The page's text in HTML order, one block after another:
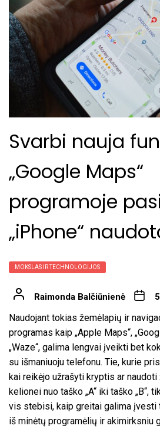
Svarbi nauja
„Google Maps“
programoje
„iPhone“
MOKSLAS IR TECHNOLOGIJOS
Raimonda Balčiūnienė
Naudojant tokias žemėlapių ir
programas kaip „Apple Maps“,
„Waze“, galima lengvai įveikti bet
su išmaniuoju telefonu. Tie, kurie
kai reikėjo užrašyti kryptis ar naudoti
kelionei nuo taško „A“ iki taško „B“,
vis stebisi, kaip greitai galima įvesti
iš minėtų programėlių ir akimirksniu